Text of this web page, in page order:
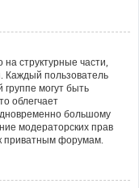
структурные части,
Каждый пользователь
группе могут быть
облегчает
большому
модераторских прав
приватным форумам.